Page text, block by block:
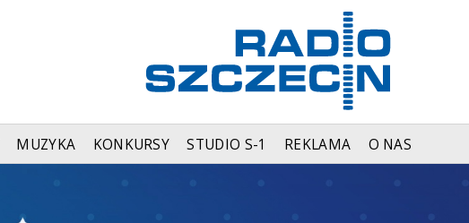
MUZYKA KONKURSY STUDIO S-1 REKLAMA O NAS